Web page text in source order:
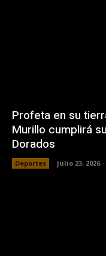
Profeta en su
Murillo cumplirá
Dorados
Deportes julio 23, 2026